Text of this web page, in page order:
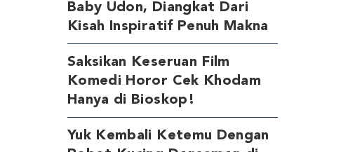
Baby Udon, Diangkat Dari
Kisah Inspiratif Penuh Makna
Saksikan Keseruan Film
Komedi Horor Cek Khodam
Hanya di Bioskop!
Yuk Kembali Ketemu Dengan